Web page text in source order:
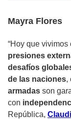
Mayra Flores
“Hoy que
presiones
desafíos
de las naciones,
armadas son
con
República,